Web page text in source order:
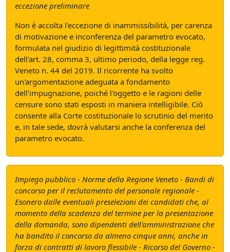
eccezione preliminare
Non è accolta l'eccezione di inammissibilità, per carenza
di motivazione e inconferenza del parametro evocato,
formulata nel giudizio di legittimità costituzionale
dell'art. 28, comma 3, ultimo periodo, della legge reg.
Veneto n. 44 del 2019. Il ricorrente ha svolto
un'argomentazione adeguata a fondamento
dell'impugnazione, poiché l'oggetto e le ragioni delle
censure sono stati esposti in maniera intelligibile. Ciò
consente alla Corte costituzionale lo scrutinio del merito
e, in tale sede, dovrà valutarsi anche la conferenza del
parametro evocato.
Impiego pubblico - Norme della Regione Veneto - Bandi di
concorso per il reclutamento del personale regionale -
Esonero dalle eventuali preselezioni dei candidati che, al
momento della scadenza del termine per la presentazione
della domanda, sono dipendenti dell'amministrazione che
ha bandito il concorso da almeno cinque anni, anche in
forza di contratti di lavoro flessibile - Ricorso del Governo -